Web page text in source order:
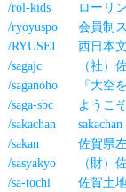
/rol-kids
ローリ
/ryoyuspo
会員制
/RYUSEI
西日本
/sagajc
（社）
/saganoho
『大空
/saga-sbc
ようこ
/sakachan
/sakan
佐賀県
/sasyakyo
（財）
/sa-tochi
佐賀土